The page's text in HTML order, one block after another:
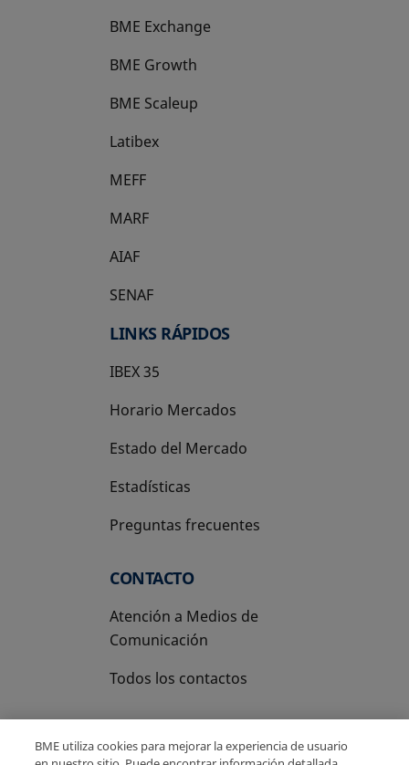
BME Exchange
BME Growth
se abre en una pestaña nueva
BME Scaleup
se abre en una pestaña nueva
Latibex
se abre en una pestaña nueva
MEFF
se abre en una pestaña nueva
MARF
AIAF
SENAF
LINKS RÁPIDOS
IBEX 35
Horario Mercados
Estado del Mercado
Estadísticas
Preguntas frecuentes
CONTACTO
Atención a Medios de
Comunicación
Todos los contactos
BME utiliza cookies para mejorar la experiencia de usuario